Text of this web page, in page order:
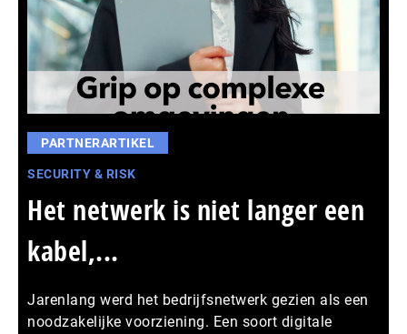
PARTNERARTIKEL
SECURITY & RISK
Het netwerk is niet langer een
kabel,...
Jarenlang werd het bedrijfsnetwerk gezien als een
noodzakelijke voorziening. Een soort digitale